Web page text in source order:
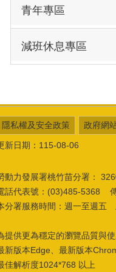
青年專區
減班休息專區
隱私權及安全政策 政府網
新日期：115-08-06
動力發展署桃竹苗分署：
話代表號：(03)485-5368
分署服務時間：週一至週五
提供更為穩定的瀏覽品質與
新版本Edge、最新版本
佳解析度1024*768 以上